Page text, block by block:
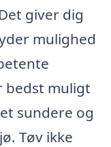
giver dig
mulighed
bedst muligt
sundere og
Tøv ikke